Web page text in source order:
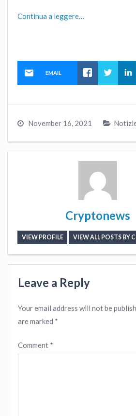
Continua a leggere…
EMAIL
November 16, 2021
Cryptonews
VIEW PROFILE VIEW ALL POSTS BY
Leave a Reply
Your email address will not be
are marked *
Comment *